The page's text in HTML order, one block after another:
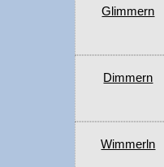
Glimmern
Dimmern
Wimmerln